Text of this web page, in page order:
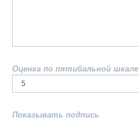
Оценка по пятибальной шкале
Показывать подпись